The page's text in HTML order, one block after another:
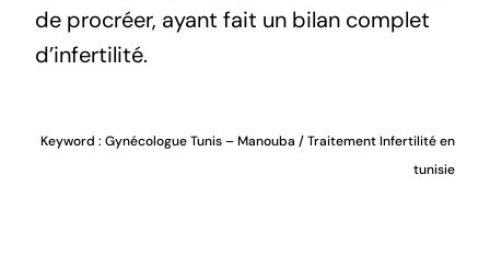
de procréer, ayant fait un bilan complet
d’infertilité.
Keyword :Gynécologue Tunis – Manouba / Traitement Infertilité en
tunisie